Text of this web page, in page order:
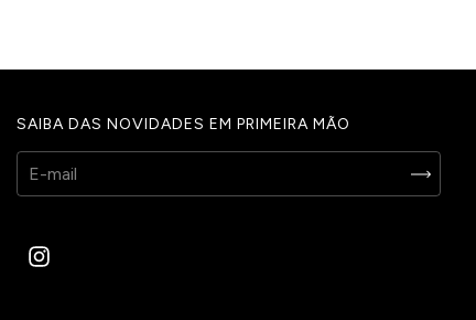
SAIBA DAS NOVIDADES EM PRIMEIRA MÃO